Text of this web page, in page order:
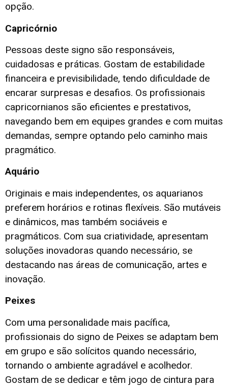
opção.
Capricórnio
Pessoas deste signo são responsáveis,
cuidadosas e práticas. Gostam de estabilidade
financeira e previsibilidade, tendo dificuldade de
encarar surpresas e desafios. Os profissionais
capricornianos são eficientes e prestativos,
navegando bem em equipes grandes e com muitas
demandas, sempre optando pelo caminho mais
pragmático.
Aquário
Originais e mais independentes, os aquarianos
preferem horários e rotinas flexíveis. São mutáveis
e dinâmicos, mas também sociáveis e
pragmáticos. Com sua criatividade, apresentam
soluções inovadoras quando necessário, se
destacando nas áreas de comunicação, artes e
inovação.
Peixes
Com uma personalidade mais pacífica,
profissionais do signo de Peixes se adaptam bem
em grupo e são solícitos quando necessário,
tornando o ambiente agradável e acolhedor.
Gostam de se dedicar e têm jogo de cintura para